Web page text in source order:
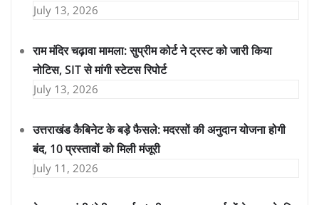
July 13, 2026
राम मंदिर चढ़ावा मामला: सुप्रीम कोर्ट ने ट्रस्ट को जारी किया
नोटिस, SIT से मांगी स्टेटस रिपोर्ट
July 13, 2026
उत्तराखंड कैबिनेट के बड़े फैसले: मदरसों की अनुदान योजना होगी
बंद, 10 प्रस्तावों को मिली मंजूरी
July 11, 2026